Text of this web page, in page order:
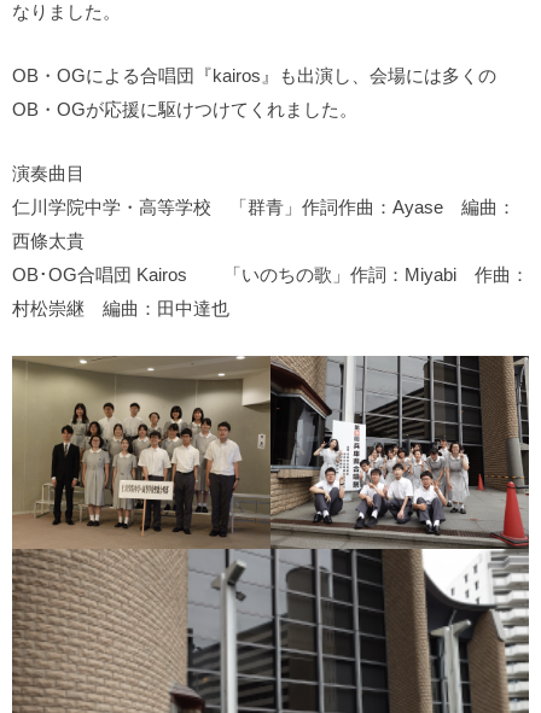
なりました。
OB・OGによる合唱団『kairos』も出演し、会場には多くの
OB・OGが応援に駆けつけてくれました。
演奏曲目
仁川学院中学・高等学校 「群青」作詞作曲：Ayase 編曲：
西條太貴
OB･OG合唱団 Kairos 「いのちの歌」作詞：Miyabi 作曲：
村松崇継 編曲：田中達也